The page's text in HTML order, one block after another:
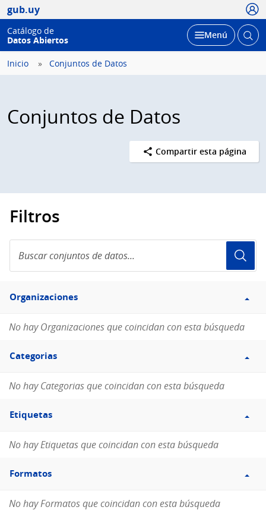
gub.uy
Catálogo de
Datos Abiertos
Desplegar
Menú Abrir
Inicio Conjuntos de Datos
Conjuntos de Datos
Compartir esta página
Filtros
conjuntos
de
Filtro
Organizaciones
Organizaciones
No hay Organizaciones que coincidan con esta búsqueda
Filtro
Categorias
Categorias
No hay Categorias que coincidan con esta búsqueda
Filtro
Etiquetas
Etiquetas
No hay Etiquetas que coincidan con esta búsqueda
Filtro
Formatos
Formatos
No hay Formatos que coincidan con esta búsqueda